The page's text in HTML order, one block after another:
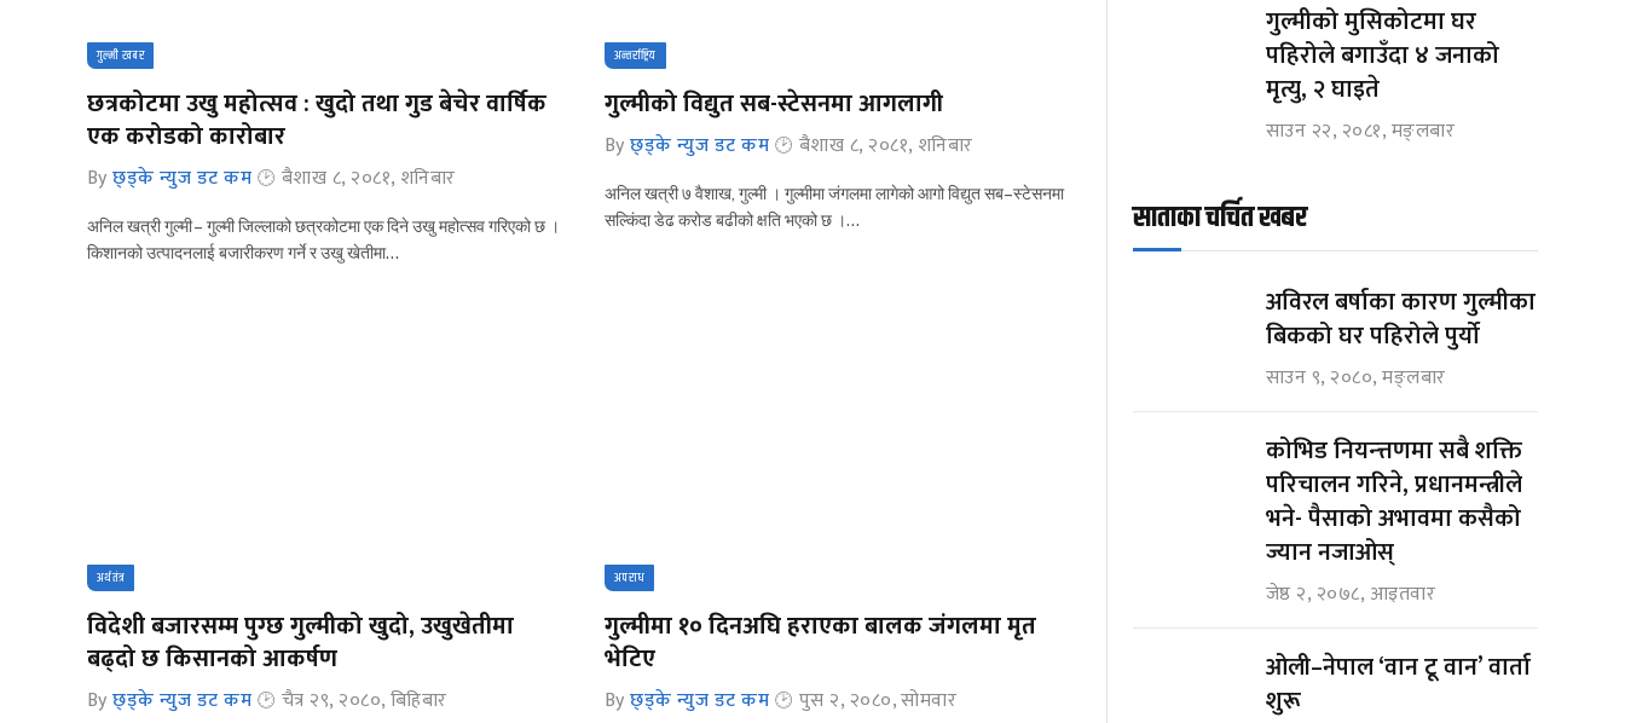
गुल्मी खबर
छत्रकोटमा उखु महोत्सव : खुदो तथा गुड बेचेर वार्षिक
एक करोडको कारोबार
By छ्ड्के न्युज डट कम बैशाख ८, २०८१, शनिबार
अनिल खत्री गुल्मी – गुल्मी जिल्लाको छत्रकोटमा एक दिने उखु महोत्सव गरिएको छ ।
किशानको उत्पादनलाई बजारीकरण गर्ने र उखु खेतीमा…
अन्तर्राष्ट्रिय
गुल्मीको विद्युत सब-स्टेसनमा आगलागी
By छ्ड्के न्युज डट कम बैशाख ८, २०८१, शनिबार
अनिल खत्री ७ वैशाख, गुल्मी । गुल्मीमा जंगलमा लागेको आगो विद्युत सब–स्टेसनमा
सल्किंदा डेढ करोड बढीको क्षति भएको छ ।…
अर्थतंत्र
विदेशी बजारसम्म पुग्छ गुल्मीको खुदो, उखुखेतीमा
बढ्दो छ किसानको आकर्षण
By छ्ड्के न्युज डट कम चैत्र २९, २०८०, बिहिबार
अपराध
गुल्मीमा १० दिनअघि हराएका बालक जंगलमा मृत
भेटिए
By छ्ड्के न्युज डट कम पुस २, २०८०, सोमवार
गुल्मीको मुसिकोटमा घर
पहिरोले बगाउँदा ४ जनाको
मृत्यु, २ घाइते
साउन २२, २०८१, मङ्लबार
साताका चर्चित खबर
अविरल बर्षाका कारण गुल्मीका
बिकको घर पहिरोले पुर्यो
साउन ९, २०८०, मङ्लबार
कोभिड नियन्त्तणमा सबै शक्ति
परिचालन गरिने, प्रधानमन्त्रीले
भने- पैसाको अभावमा कसैको
ज्यान नजाओस्
जेष्ठ २, २०७८, आइतवार
ओली–नेपाल ‘वान टू वान’ वार्ता
शुरू